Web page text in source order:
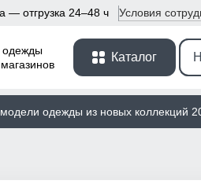
— отгрузка 24–48 ч Условия
одежды
Каталог
одежды из новых коллекций